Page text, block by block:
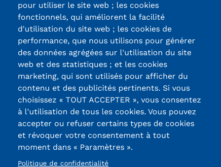
13, Rue Ernest
Thierry-Mieg
90010 BELFORT
03 84 58 33 10
Certifications /
Labels qualité
pour utiliser le site web ; les cookies
fonctionnels, qui améliorent la facilité
d'utilisation du site web ; les cookies de
performance, que nous utilisons pour générer
des données agrégées sur l'utilisation du site
web et des statistiques ; et les cookies
marketing, qui sont utilisés pour afficher du
contenu et des publicités pertinents. Si vous
choisissez « TOUT ACCEPTER », vous consentez
à l'utilisation de tous les cookies. Vous pouvez
accepter ou refuser certains types de cookies
et révoquer votre consentement à tout
moment dans « Paramètres ».
Politique de confidentialité